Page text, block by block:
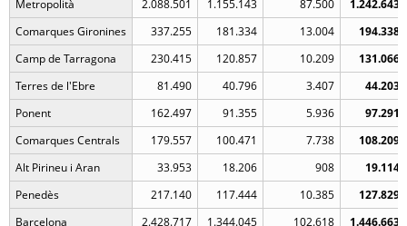
Metropolità 2.088.501 1.155.143 87.500
1.242.643
Comarques Gironines
337.255 181.334 13.004
194.338
Camp de Tarragona
230.415 120.857 10.209
131.066
Terres de l'Ebre
81.490 40.796 3.407
44.203
Ponent
162.497 91.355 5.936
97.291
Comarques Centrals
179.557 100.471 7.738
108.209
Alt Pirineu i Aran
33.953 18.206 908
19.114
Penedès
217.140 117.444 10.385
127.829
Barcelona
2.428.717 1.344.045 102.618
1.446.663